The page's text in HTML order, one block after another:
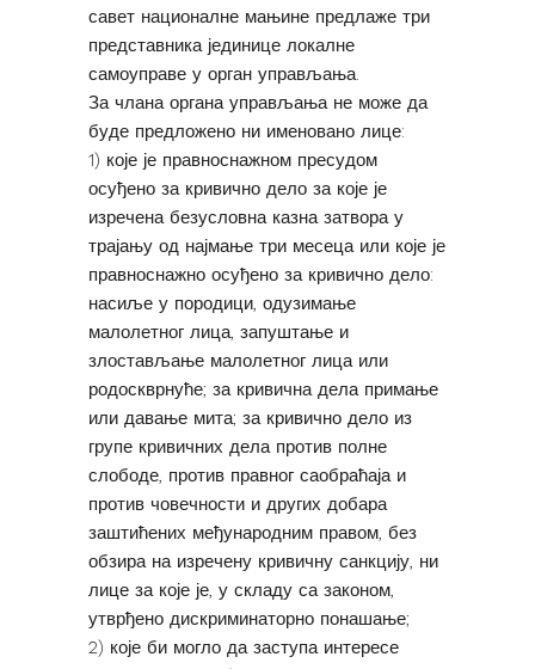
савет националне мањине предлаже три
представника јединице локалне
самоуправе у орган управљања.
За члана органа управљања не може да
буде предложено ни именовано лице:
1) које је правноснажном пресудом
осуђено за кривично дело за које је
изречена безусловна казна затвора у
трајању од најмање три месеца или које је
правноснажно осуђено за кривично дело:
насиље у породици, одузимање
малолетног лица, запуштање и
злостављање малолетног лица или
родоскврнуће; за кривична дела примање
или давање мита; за кривично дело из
групе кривичних дела против полне
слободе, против правног саобраћаја и
против човечности и других добара
заштићених међународним правом, без
обзира на изречену кривичну санкцију, ни
лице за које је, у складу са законом,
утврђено дискриминаторно понашање;
2) које би могло да заступа интересе